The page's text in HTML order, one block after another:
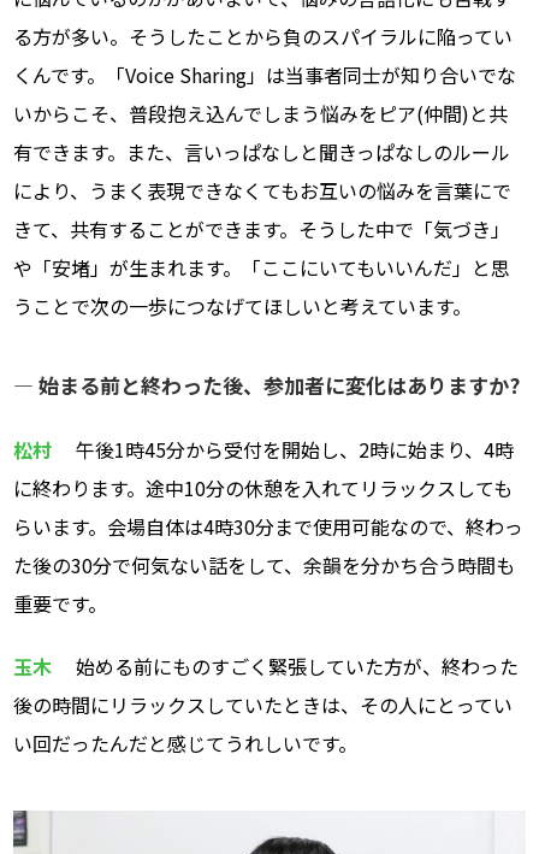
る方が多い。そうしたことから負のスパイラルに陥ってい
くんです。「Voice Sharing」は当事者同士が知り合いでな
いからこそ、普段抱え込んでしまう悩みをピア(仲間)と共
有できます。また、言いっぱなしと聞きっぱなしのルール
により、うまく表現できなくてもお互いの悩みを言葉にで
きて、共有することができます。そうした中で「気づき」
や「安堵」が生まれます。「ここにいてもいいんだ」と思
うことで次の一歩につなげてほしいと考えています。
― 始まる前と終わった後、参加者に変化はありますか?
松村
午後1時45分から受付を開始し、2時に始まり、4時
に終わります。途中10分の休憩を入れてリラックスしても
らいます。会場自体は4時30分まで使用可能なので、終わっ
た後の30分で何気ない話をして、余韻を分かち合う時間も
重要です。
玉木
始める前にものすごく緊張していた方が、終わった
後の時間にリラックスしていたときは、その人にとってい
い回だったんだと感じてうれしいです。